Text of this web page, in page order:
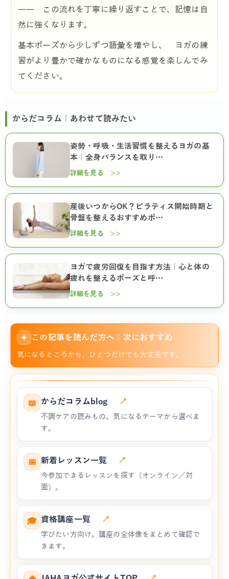
―― この流れを丁寧に繰り返すことで、記憶は自
然に強くなります。
基本ポーズから少しずつ語彙を増やし、 ヨガの練
習がより豊かで確かなものになる感覚を楽しんでみ
てください。
からだコラム｜あわせて読みたい
姿勢・呼吸・生活習慣を整えるヨガの基
本｜全身バランスを取り…
詳細を見る >>
産後いつからOK？ピラティス開始時期と
骨盤を整えるおすすめポ…
詳細を見る >>
ヨガで疲労回復を目指す方法｜心と体の
疲れを整えるポーズと呼…
詳細を見る >>
✦ この記事を読んだ方へ｜次におすすめ
気になるところから、ひとつだけでも大丈夫です。
📖 からだコラムblog ↗
不調ケアの読みもの。気になるテーマから選べま
す。
📅 新着レッスン一覧 ↗
今参加できるレッスンを探す（オンライン／対
面）。
🎓 資格講座一覧 ↗
学びたい方向け。講座の全体像をまとめて確認で
きます。